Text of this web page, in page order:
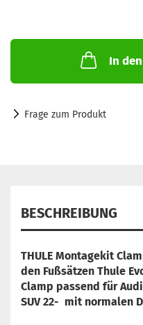
In
Frage zum Produkt
BESCHREIBUNG
THULE Montagekit
den Fußsätzen Thule
Clamp passend für
SUV 22- mit normalen